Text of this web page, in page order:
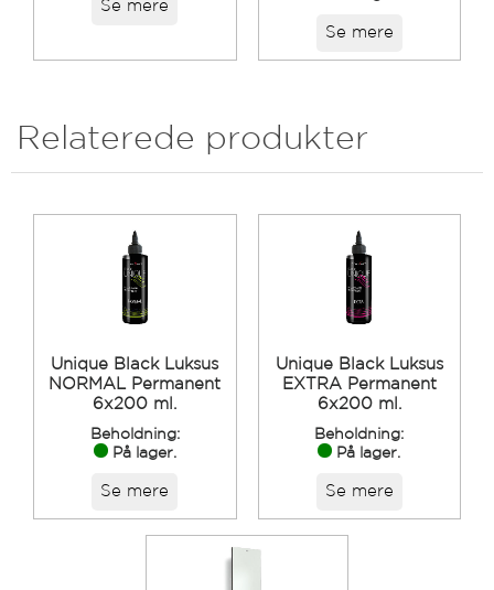
Se mere
Se mere
Relaterede produkter
Unique Black Luksus
NORMAL Permanent
6x200 ml.
Beholdning:
På lager.
Se mere
Unique Black Luksus
EXTRA Permanent
6x200 ml.
Beholdning:
På lager.
Se mere